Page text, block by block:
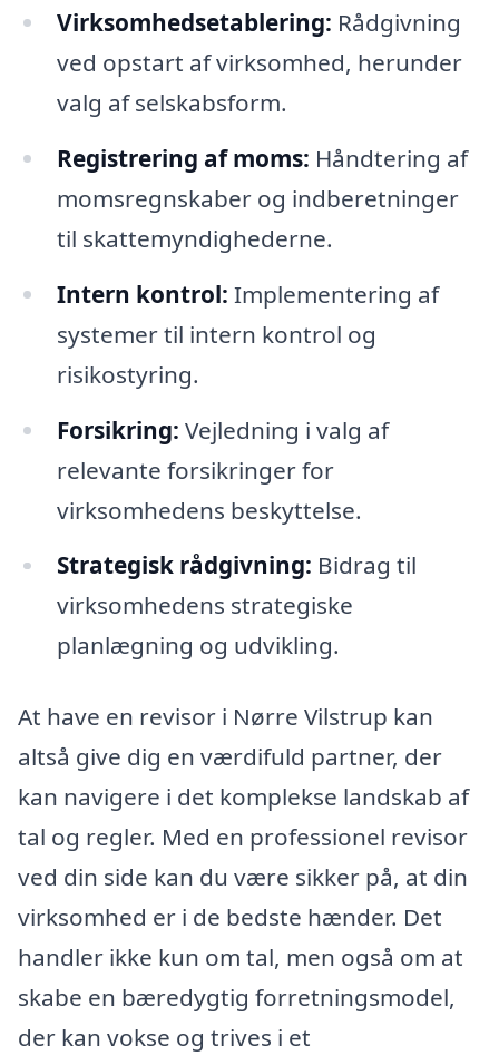
Virksomhedsetablering: Rådgivning
ved opstart af virksomhed, herunder
valg af selskabsform.
Registrering af moms: Håndtering af
momsregnskaber og indberetninger
til skattemyndighederne.
Intern kontrol: Implementering af
systemer til intern kontrol og
risikostyring.
Forsikring: Vejledning i valg af
relevante forsikringer for
virksomhedens beskyttelse.
Strategisk rådgivning: Bidrag til
virksomhedens strategiske
planlægning og udvikling.
At have en revisor i Nørre Vilstrup kan
altså give dig en værdifuld partner, der
kan navigere i det komplekse landskab af
tal og regler. Med en professionel revisor
ved din side kan du være sikker på, at din
virksomhed er i de bedste hænder. Det
handler ikke kun om tal, men også om at
skabe en bæredygtig forretningsmodel,
der kan vokse og trives i et